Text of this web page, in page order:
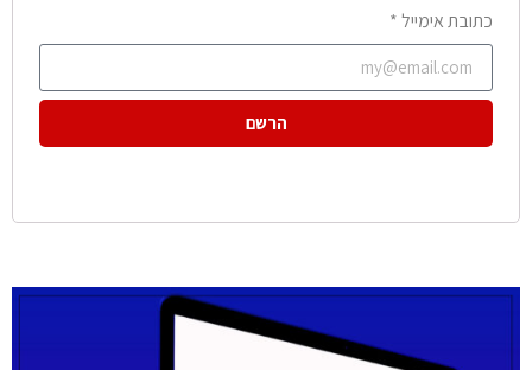
כתובת אימייל *
הרשם